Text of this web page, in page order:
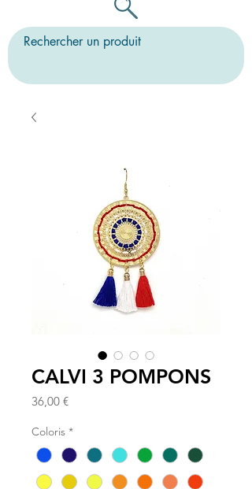
CALVI 3 POMPONS
36,00 €Prix
Coloris *